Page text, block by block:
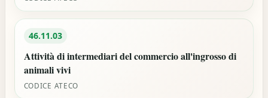
46.11.03
Attività di intermediari del commercio all'ingrosso di
animali vivi
CODICE ATECO